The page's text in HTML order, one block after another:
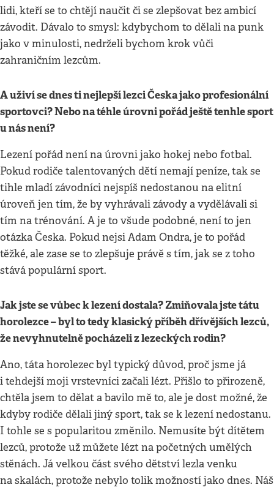
lidi, kteří se to chtějí naučit či se zlepšovat bez ambicí
závodit. Dávalo to smysl: kdybychom to dělali na punk
jako v minulosti, nedrželi bychom krok vůči
zahraničním lezcům.
A uživí se dnes ti nejlepší lezci Česka jako profesionální
sportovci? Nebo na téhle úrovni pořád ještě tenhle sport
u nás není?
Lezení pořád není na úrovni jako hokej nebo fotbal.
Pokud rodiče talentovaných dětí nemají peníze, tak se
tihle mladí závodníci nejspíš nedostanou na elitní
úroveň jen tím, že by vyhrávali závody a vydělávali si
tím na trénování. A je to všude podobné, není to jen
otázka Česka. Pokud nejsi Adam Ondra, je to pořád
těžké, ale zase se to zlepšuje právě s tím, jak se z toho
stává populární sport.
Jak jste se vůbec k lezení dostala? Zmiňovala jste tátu
horolezce – byl to tedy klasický příběh dřívějších lezců,
že nevyhnutelně pocházeli z lezeckých rodin?
Ano, táta horolezec byl typický důvod, proč jsme já
i tehdejší moji vrstevníci začali lézt. Přišlo to přirozeně,
chtěla jsem to dělat a bavilo mě to, ale je dost možné, že
kdyby rodiče dělali jiný sport, tak se k lezení nedostanu.
I tohle se s popularitou změnilo. Nemusíte být dítětem
lezců, protože už můžete lézt na početných umělých
stěnách. Já velkou část svého dětství lezla venku
na skalách, protože nebylo tolik možností jako dnes. Náš